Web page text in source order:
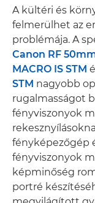
A kültéri és
felmerülhet az
problémája. A
Canon RF 50mm
MACRO IS STM
STM nagyobb
rugalmasságot
fényviszonyok
fényképezőgép
fényviszonyok
képminőség
portré